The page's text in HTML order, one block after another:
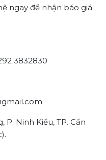
ngay để nhận báo giá
3832830
P. Ninh Kiều, TP. Cần